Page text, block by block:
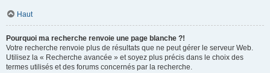
Haut
Pourquoi ma recherche renvoie une page blanche ?!
Votre recherche renvoie plus de résultats que ne peut gérer le serveur Web.
Utilisez la « Recherche avancée » et soyez plus précis dans le choix des
termes utilisés et des forums concernés par la recherche.